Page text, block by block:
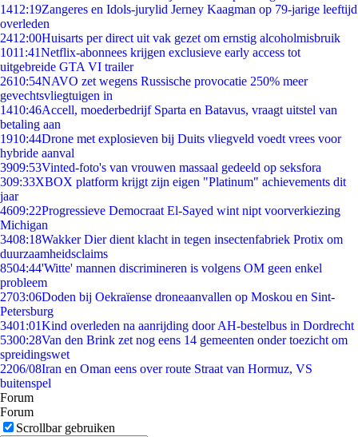
1412:19Zangeres en Idols-jurylid Jerney Kaagman op 79-jarige leeftijd
overleden
2412:00Huisarts per direct uit vak gezet om ernstig alcoholmisbruik
1011:41Netflix-abonnees krijgen exclusieve early access tot
uitgebreide GTA VI trailer
2610:54NAVO zet wegens Russische provocatie 250% meer
gevechtsvliegtuigen in
1410:46Accell, moederbedrijf Sparta en Batavus, vraagt uitstel van
betaling aan
1910:44Drone met explosieven bij Duits vliegveld voedt vrees voor
hybride aanval
3909:53Vinted-foto's van vrouwen massaal gedeeld op seksfora
309:33XBOX platform krijgt zijn eigen "Platinum" achievements dit
jaar
4609:22Progressieve Democraat El-Sayed wint nipt voorverkiezing
Michigan
3408:18Wakker Dier dient klacht in tegen insectenfabriek Protix om
duurzaamheidsclaims
8504:44'Witte' mannen discrimineren is volgens OM geen enkel
probleem
2703:06Doden bij Oekraïense droneaanvallen op Moskou en Sint-
Petersburg
3401:01Kind overleden na aanrijding door AH-bestelbus in Dordrecht
5300:28Van den Brink zet nog eens 14 gemeenten onder toezicht om
spreidingswet
2206/08Iran en Oman eens over route Straat van Hormuz, VS
buitenspel
Forum
Forum
Scrollbar gebruiken